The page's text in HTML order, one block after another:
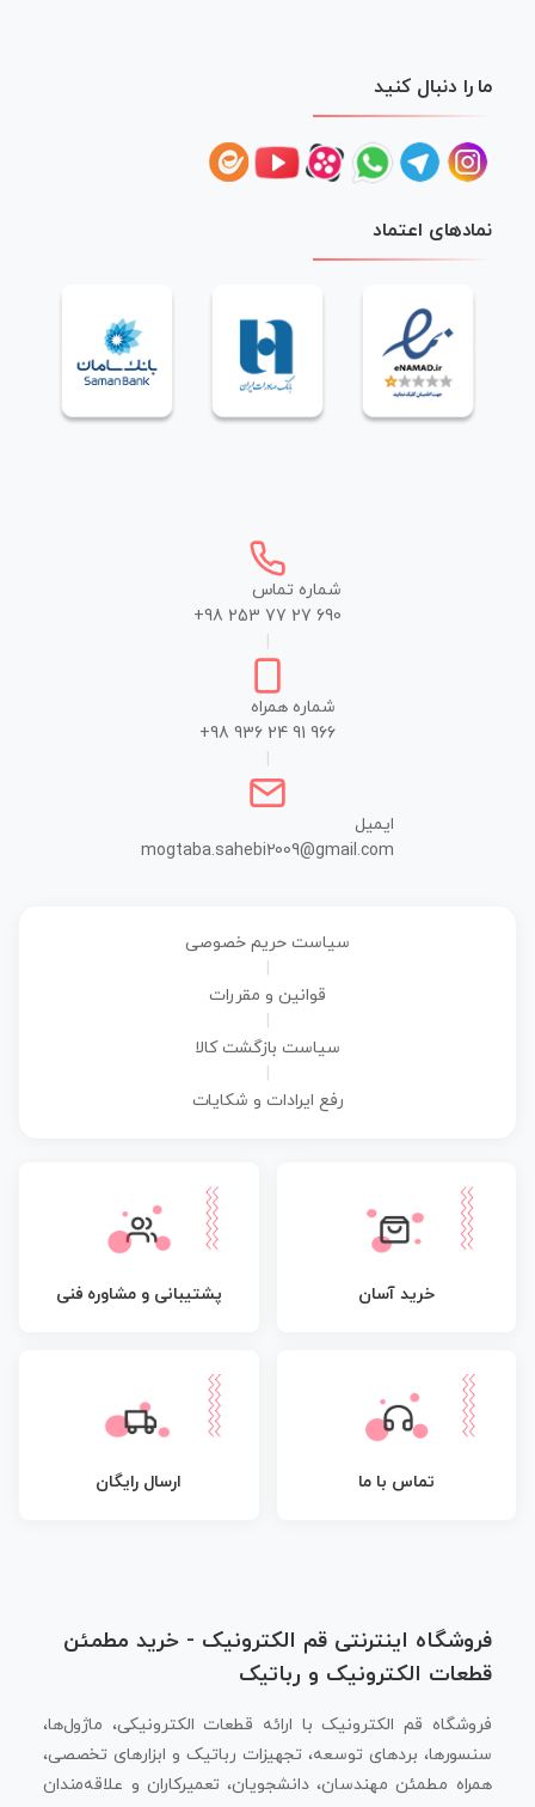
ما را دنبال کنید
نمادهای اعتماد
شماره تماس
+98 253 77 27 690
شماره همراه
+98 936 24 91 966
ایمیل
mogtaba.sahebi2009@gmail.com
سیاست حریم خصوصی
قوانین و مقررات
سیاست بازگشت کالا
رفع ایرادات و شکایات
خرید آسان پشتیبانی و مشاوره فنی
تماس با ما ارسال رایگان
فروشگاه اینترنتی قم الکترونیک - خرید مطمئن
قطعات الکترونیک و رباتیک
فروشگاه قم الکترونیک با ارائه قطعات الکترونیکی، ماژول‌ها،
سنسورها، بردهای توسعه، تجهیزات رباتیک و ابزارهای تخصصی،
همراه مطمئن مهندسان، دانشجویان، تعمیرکاران و علاقه‌مندان